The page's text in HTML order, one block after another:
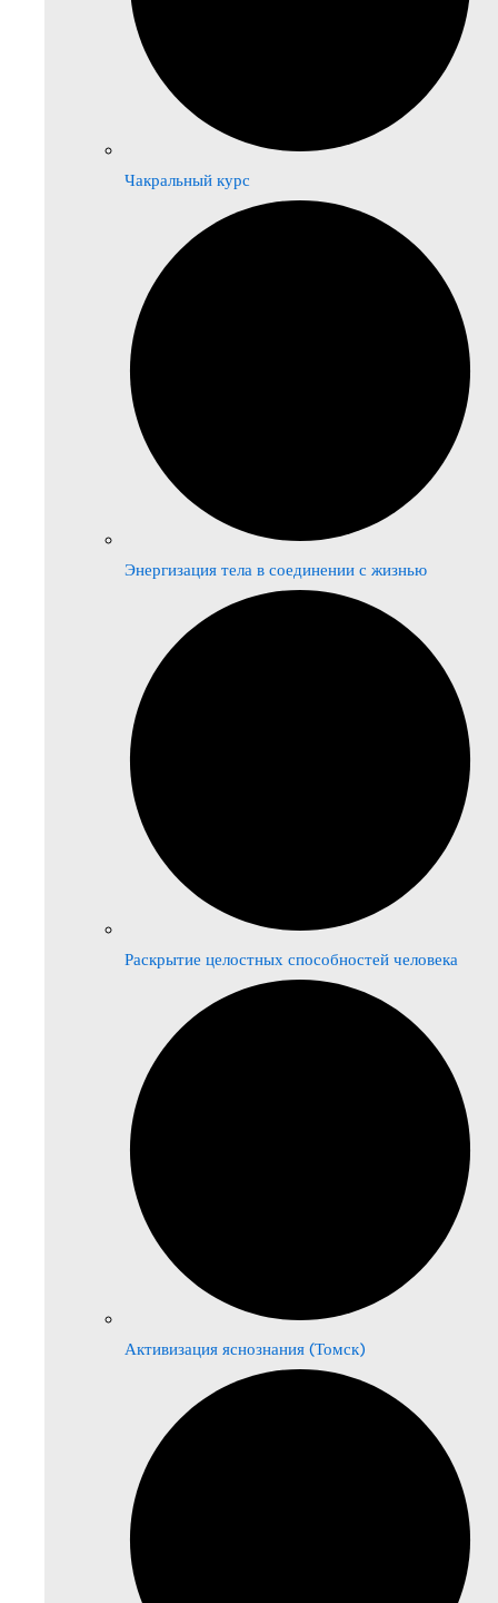
Чакральный курс
Энергизация тела в соединении с жизнью
Раскрытие целостных способностей человека
Активизация яснознания (Томск)